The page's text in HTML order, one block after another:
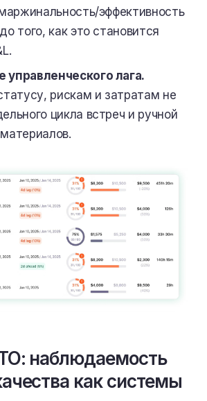
эффективность
того, как это становится
лага.
рискам и затратам не
цикла встреч и ручной
наблюдаемость
как системы